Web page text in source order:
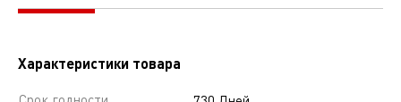
Характеристики товара